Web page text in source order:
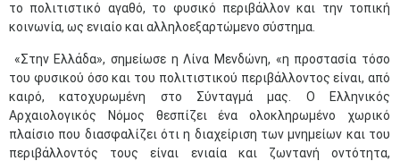
το πολιτιστικό αγαθό, το φυσικό περιβάλλον και την τοπική
κοινωνία, ως ενιαίο και αλληλοεξαρτώμενο σύστημα.
«Στην Ελλάδα», σημείωσε η Λίνα Μενδώνη, «η προστασία τόσο
του φυσικού όσο και του πολιτιστικού περιβάλλοντος είναι, από
καιρό, κατοχυρωμένη στο Σύνταγμά μας. Ο Ελληνικός
Αρχαιολογικός Νόμος θεσπίζει ένα ολοκληρωμένο χωρικό
πλαίσιο που διασφαλίζει ότι η διαχείριση των μνημείων και του
περιβάλλοντός τους είναι ενιαία και ζωντανή οντότητα,